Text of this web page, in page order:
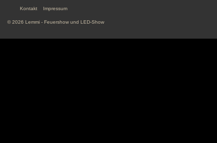
Kontakt Impressum
© 2026 Lemmi - Feuershow und LED-Show